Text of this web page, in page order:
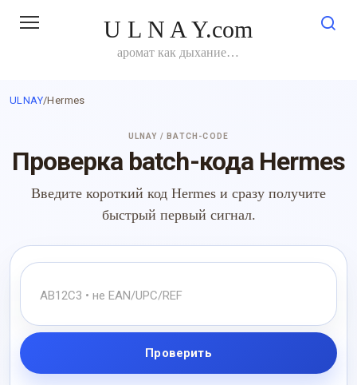
U L N A Y.com
аромат как дыхание…
ULNAY/Hermes
ULNAY / BATCH-CODE
Проверка batch-кода Hermes
Введите короткий код Hermes и сразу получите
быстрый первый сигнал.
Проверить